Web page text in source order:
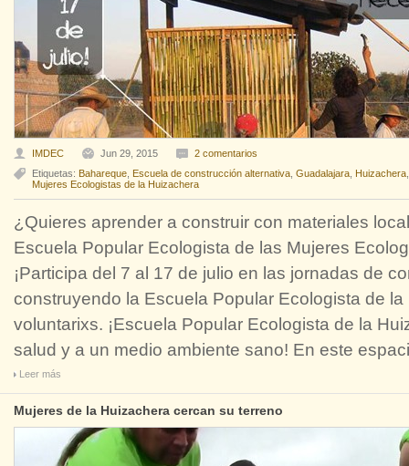
IMDEC Jun 29, 2015
2 comentarios
Etiquetas: Bahareque Escuela de construcción alternativa Guadalajara Huizachera
Mujeres Ecologistas de la Huizachera
¿Quieres aprender a construir con materiales
Escuela Popular Ecologista de las Mujeres
¡Participa del 7 al 17 de julio en las jornadas de
construyendo la Escuela Popular Ecologista de
voluntarixs. ¡Escuela Popular Ecologista de la
salud y a un medio ambiente sano! En este
Leer más
Mujeres de la Huizachera cercan su terreno